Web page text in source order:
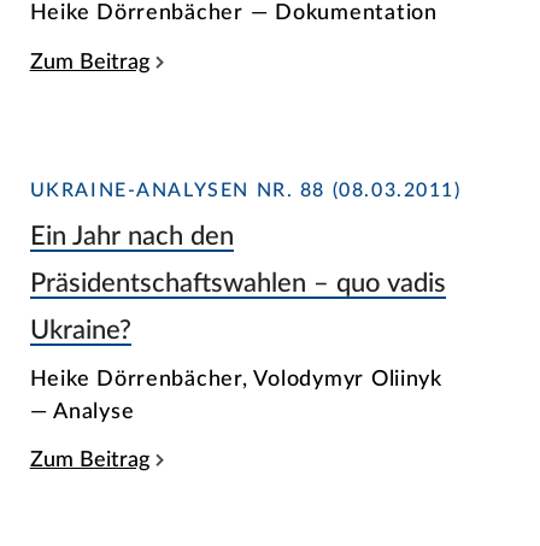
Heike Dörrenbächer — Dokumentation
Zum Beitrag
UKRAINE-ANALYSEN NR. 88 (08.03.2011)
Ein Jahr nach den
Präsidentschaftswahlen – quo vadis
Ukraine?
Heike Dörrenbächer, Volodymyr Oliinyk
— Analyse
Zum Beitrag